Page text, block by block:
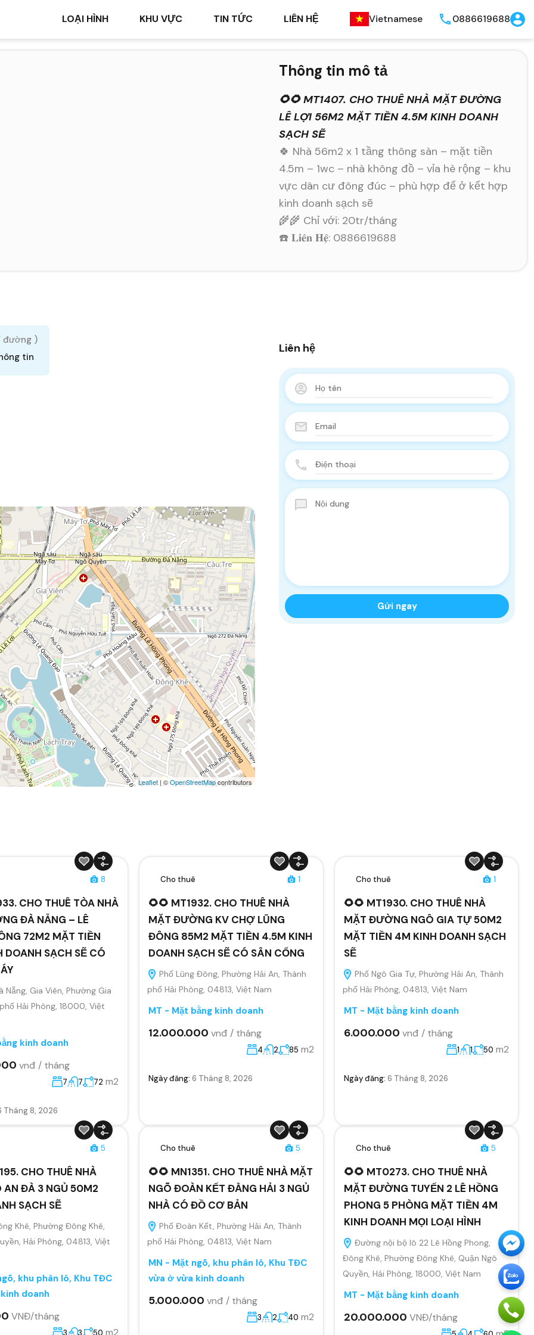
LOẠI HÌNH KHU VỰC TIN TỨC LIÊN HỆ Vietnamese 0886619688
Thông tin mô tả
🌻🌻 MT1407. CHO THUÊ NHÀ MẶT ĐƯỜNG
LÊ LỢI 56M2 MẶT TIỀN 4.5M KINH DOANH
SẠCH SẼ
🍀 Nhà 56m2 x 1 tầng thông sàn – mặt tiền
4.5m – 1wc – nhà không đồ – vỉa hè rộng – khu
vực dân cư đông đúc – phù hợp để ở kết hợp
kinh doanh sạch sẽ
🌾🌾 Chỉ với: 20tr/tháng
☎️ 𝐋𝐢𝐞̂𝐧 𝐇𝐞̣̂: 0886619688
đường )
tin
Leaflet | ©OpenStreetMapcontributors
Liên hệ
8
CHO THUÊ TÒA NHÀ
ĐÀ NẴNG – LÊ
72M2 MẶT TIỀN
DOANH SẠCH SẼ CÓ
Gia Viên, Phường Gia
Hải Phòng, 18000, Việt
kinh doanh
vnđ / tháng
7 7 72 m2
Tháng 8, 2026
Cho thuê 1
🌻🌻 MT1932. CHO THUÊ NHÀ
MẶT ĐƯỜNG KV CHỢ LŨNG
ĐÔNG 85M2 MẶT TIỀN 4.5M KINH
DOANH SẠCH SẼ CÓ SÂN CỔNG
Phố Lũng Đông, Phường Hải An, Thành
phố Hải Phòng, 04813, Việt Nam
MT - Mặt bằng kinh doanh
12.000.000 vnđ / tháng
4 2 85 m2
Ngày đăng: 6 Tháng 8, 2026
Cho thuê 1
🌻🌻 MT1930. CHO THUÊ NHÀ
MẶT ĐƯỜNG NGÔ GIA TỰ 50M2
MẶT TIỀN 4M KINH DOANH SẠCH
SẼ
Phố Ngô Gia Tự, Phường Hải An, Thành
phố Hải Phòng, 04813, Việt Nam
MT - Mặt bằng kinh doanh
6.000.000 vnđ / tháng
1 1 50 m2
Ngày đăng: 6 Tháng 8, 2026
5
CHO THUÊ NHÀ
AN ĐÀ 3 NGỦ 50M2
SẠCH SẼ
Khê, Phường Đông Khê,
Hải Phòng, 04813, Việt
khu phân lô, Khu TĐC
doanh
VNĐ/tháng
3 3 50 m2
Cho thuê 5
🌻🌻 MN1351. CHO THUÊ NHÀ MẶT
NGÕ ĐOÀN KẾT ĐẰNG HẢI 3 NGỦ
NHÀ CÓ ĐỒ CƠ BẢN
Phố Đoàn Kết, Phường Hải An, Thành
phố Hải Phòng, 04813, Việt Nam
MN - Mặt ngõ, khu phân lô, Khu TĐC
vừa ở vừa kinh doanh
5.000.000 vnđ / tháng
3 2 40 m2
Cho thuê 5
🌻🌻 MT0273. CHO THUÊ NHÀ
MẶT ĐƯỜNG TUYẾN 2 LÊ HỒNG
PHONG 5 PHÒNG MẶT TIỀN 4M
KINH DOANH MỌI LOẠI HÌNH
Đường nội bộ lô 22 Lê Hồng Phong,
Đông Khê, Phường Đông Khê, Quận Ngô
Quyền, Hải Phòng, 18000, Việt Nam
MT - Mặt bằng kinh doanh
20.000.000 VNĐ/tháng